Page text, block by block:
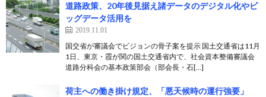
道路政策、20年後見据え諸データのデジタル化やビ
ッグデータ活用を
2019.11.01
国交省が審議会でビジョンの骨子案を提示 国土交通省は11月
1日、東京・霞が関の国土交通省内で、社会資本整備審議会
道路分科会の基本政策部会（部会長・石[…]
荷主への働き掛け規定、「悪天候時の運行強要」